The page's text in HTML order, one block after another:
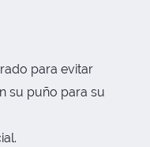
para evitar
su puño para su